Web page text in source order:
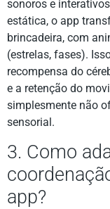
sonoros e
estática, o app
brincadeira, com
(estrelas, fases).
recompensa do
e a retenção do
simplesmente não
sensorial.
3. Como
app?